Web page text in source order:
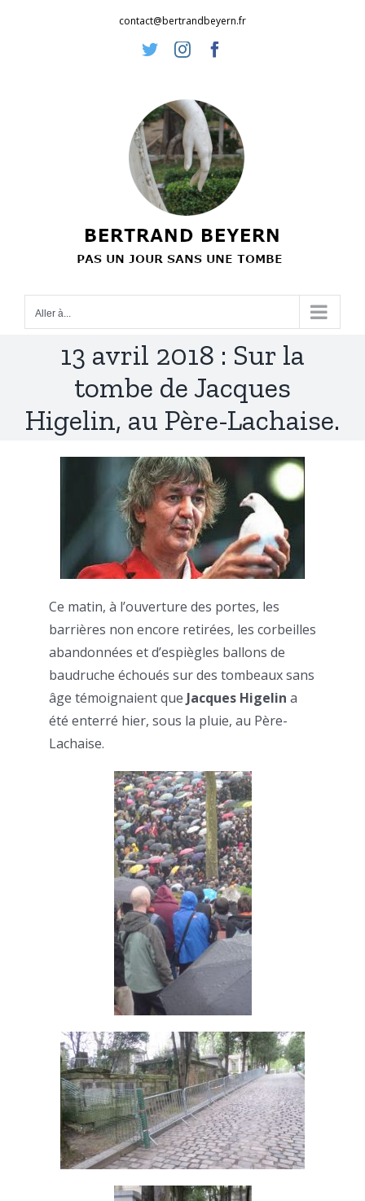
contact@bertrandbeyern.fr
TwitterInstagram
Aller à...
13 avril 2018 : Sur la
tombe de Jacques
Higelin, au Père-Lachaise.
Ce matin, à l’ouverture des portes, les
barrières non encore retirées, les corbeilles
abandonnées et d’espiègles ballons de
baudruche échoués sur des tombeaux sans
âge témoignaient que Jacques Higelin a
été enterré hier, sous la pluie, au Père-
Lachaise.